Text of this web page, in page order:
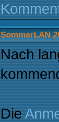
SommerLAN
Nach
Die